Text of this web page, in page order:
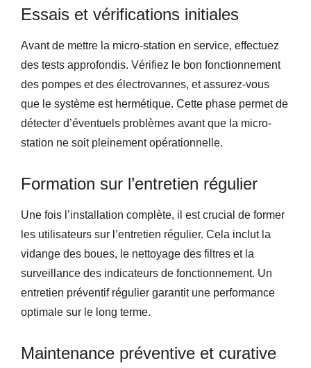
Essais et vérifications initiales
Avant de mettre la micro-station en service, effectuez
des tests approfondis. Vérifiez le bon fonctionnement
des pompes et des électrovannes, et assurez-vous
que le système est hermétique. Cette phase permet de
détecter d’éventuels problèmes avant que la micro-
station ne soit pleinement opérationnelle.
Formation sur l’entretien régulier
Une fois l’installation complète, il est crucial de former
les utilisateurs sur l’entretien régulier. Cela inclut la
vidange des boues, le nettoyage des filtres et la
surveillance des indicateurs de fonctionnement. Un
entretien préventif régulier garantit une performance
optimale sur le long terme.
Maintenance préventive et curative